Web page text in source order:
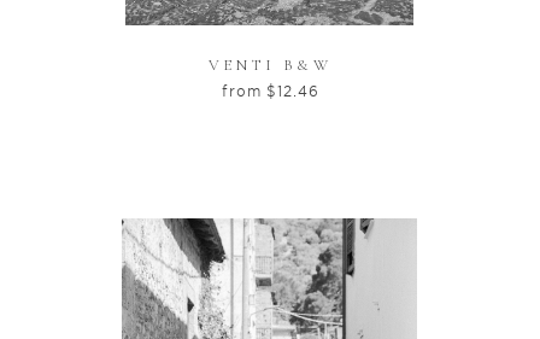
VENTI B&W
from $12.46